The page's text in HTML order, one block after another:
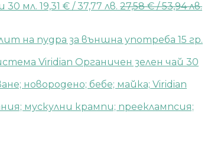
30 мл. 19,31 € / 37,77 лв. 27,58€/ 53,94 лв.
на пудра за външна употреба 15 гр.
Viridian Органичен зелен чай 30
Viridian